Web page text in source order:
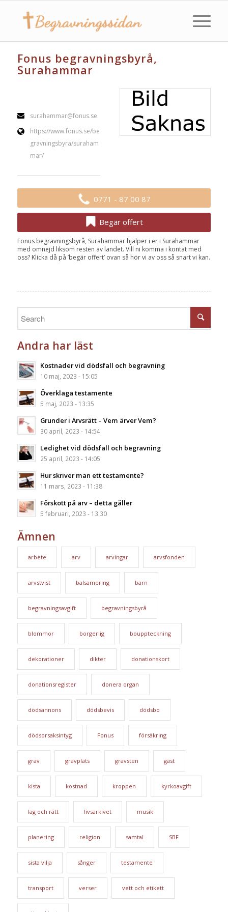
Fonus begravningsbyrå,
Surahammar
surahammar@fonus.se
https://www.fonus.se/be
gravningsbyra/suraham
mar/
0771 - 87 00 87
Begär offert
Fonus begravningsbyrå, Surahammar hjälper i er i Surahammar
med omnejd liksom resten av landet. Vill ni komma i kontat med
oss? Klicka då på ’begär offert’ ovan så hör vi av oss så snart vi kan.
Andra har läst
Kostnader vid dödsfall och begravning
10 maj, 2023 - 15:05
Överklaga testamente
5 maj, 2023 - 13:35
Grunder i Arvsrätt – Vem ärver Vem?
30 april, 2023 - 14:54
Ledighet vid dödsfall och begravning
25 april, 2023 - 14:05
Hur skriver man ett testamente?
11 mars, 2023 - 11:38
Förskott på arv – detta gäller
5 februari, 2023 - 13:30
Ämnen
arbete arv arvingar arvsfonden
arvstvist balsamering barn
begravningsavgift begravningsbyrå
blommor borgerlig bouppteckning
dekorationer dikter donationskort
donationsregister donera organ
dödsannons dödsbevis dödsbo
dödsorsaksintyg Fonus försäkring
grav gravplats gravsten gäst
kista kostnad kroppen kyrkoavgift
lag och rätt livsarkivet musik
planering religion samtal SBF
sista vilja sånger testamente
transport verser vett och etikett